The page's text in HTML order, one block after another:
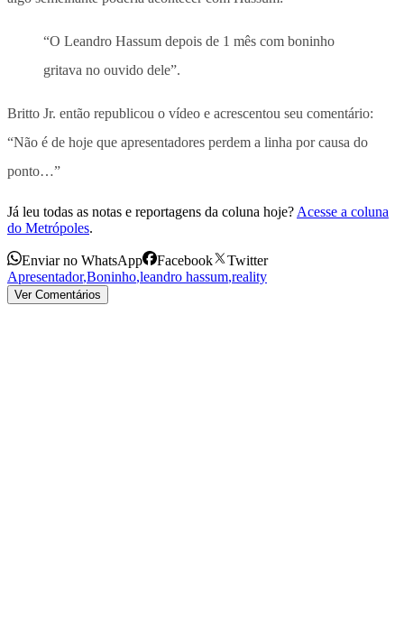
“O Leandro Hassum depois de 1 mês com boninho
gritava no ouvido dele”.
Britto Jr. então republicou o vídeo e acrescentou seu comentário:
“Não é de hoje que apresentadores perdem a linha por causa do
ponto…”
Já leu todas as notas e reportagens da coluna hoje? Acesse a coluna
do Metrópoles.
Enviar no WhatsApp Facebook
Twitter
Apresentador,Boninho,leandro hassum,reality
Ver Comentários